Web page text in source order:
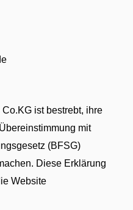
ist bestrebt, ihre
mit
(BFSG)
Diese Erklärung
Website